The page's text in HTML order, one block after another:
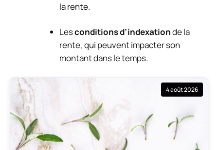
la rente.
Lesconditions d’indexationde la
rente, qui peuvent impacter son
montant dans le temps.
4 août 2026